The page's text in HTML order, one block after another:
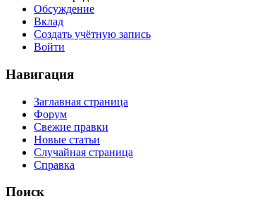
Обсуждение
Вклад
Создать учётную запись
Войти
Навигация
Заглавная страница
Форум
Свежие правки
Новые статьи
Случайная страница
Справка
Поиск